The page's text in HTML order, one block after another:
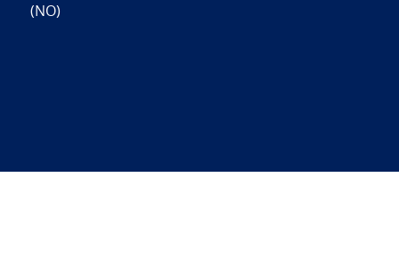
(NO)